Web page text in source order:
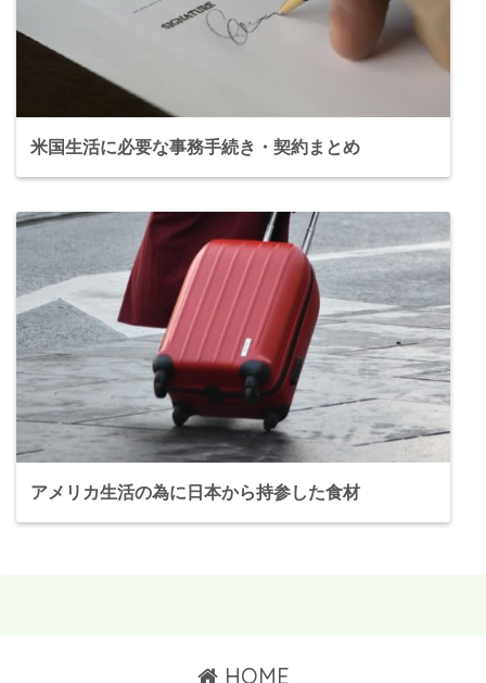
米国生活に必要な事務手続き・契約まとめ
アメリカ生活の為に日本から持参した食材
HOME